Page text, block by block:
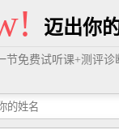
迈出你
节免费试听课+测评诊